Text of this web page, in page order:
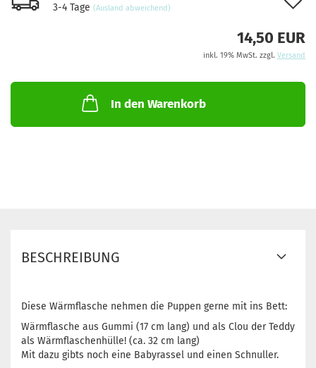
3-4 Tage (Ausland abweichend)
14,50 EUR
inkl. 19% MwSt. zzgl. Versand
In den Warenkorb
BESCHREIBUNG
Diese Wärmflasche nehmen die Puppen gerne mit ins Bett:
Wärmflasche aus Gummi (17 cm lang) und als Clou der Teddy
als Wärmflaschenhülle! (ca. 32 cm lang)
Mit dazu gibts noch eine Babyrassel und einen Schnuller.